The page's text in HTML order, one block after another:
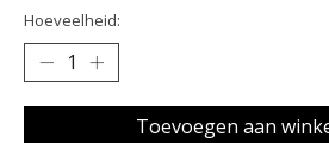
Hoeveelheid:
Toevoegen aan